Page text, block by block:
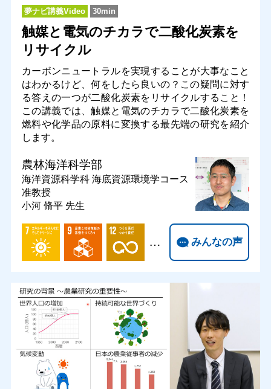
夢ナビ講義Video 30min
触媒と電気のチカラで二酸化炭素を
リサイクル
カーボンニュートラルを実現することが大事なこと
はわかるけど、何をしたら良いの？この疑問に対す
る答えの一つが二酸化炭素をリサイクルすること！
この講義では、触媒と電気のチカラで二酸化炭素を
燃料や化学品の原料に変換する最先端の研究を紹介
します。
農林海洋科学部
海洋資源科学科 海底資源環境学コース
准教授
小河 脩平 先生
… みんなの声